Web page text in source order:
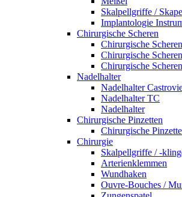
Skalpellgriffe /
Implantologie
Chirurgische Scheren
Chirurgische
Chirurgische
Chirurgische Scheren
Nadelhalter
Nadelhalter
Nadelhalter TC
Nadelhalter
Chirurgische Pinzetten
Chirurgische
Chirurgie
Skalpellgriffe / -
Arterienklemmen
Wundhaken
Ouvre-Bouches /